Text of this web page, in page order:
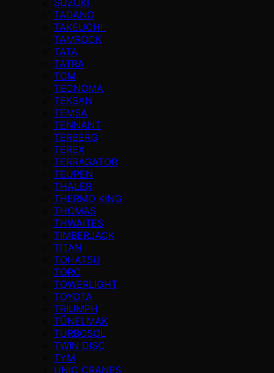
TADANO
TAKEUCHI
TAMROCK
TATA
TATRA
TCM
TECNOMA
TEKSAN
TEMSA
TENNANT
TERBERG
TEREX
TERRAGATOR
TEUPEN
THALER
THERMO KING
THOMAS
THWAITES
TIMBERJACK
TİTAN
TOHATSU
TORO
TOWERLIGHT
TOYOTA
TRIUMPH
TÜNELMAK
TURBOSOL
TWIN DISC
TYM
UNIC CRANES